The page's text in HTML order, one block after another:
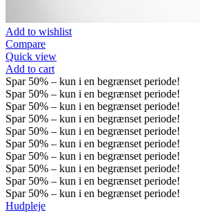
Add to wishlist
Compare
Quick view
Add to cart
Spar 50% – kun i en begrænset periode!
Spar 50% – kun i en begrænset periode!
Spar 50% – kun i en begrænset periode!
Spar 50% – kun i en begrænset periode!
Spar 50% – kun i en begrænset periode!
Spar 50% – kun i en begrænset periode!
Spar 50% – kun i en begrænset periode!
Spar 50% – kun i en begrænset periode!
Spar 50% – kun i en begrænset periode!
Spar 50% – kun i en begrænset periode!
Hudpleje